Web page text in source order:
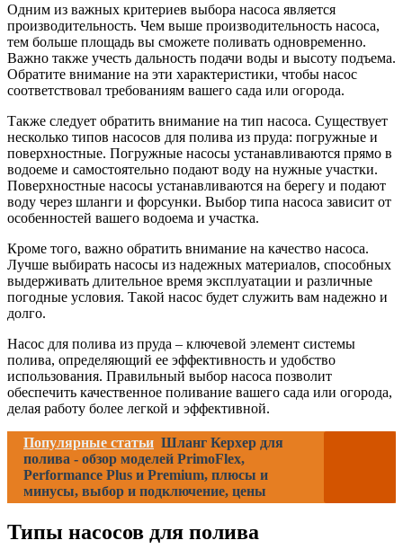
Одним из важных критериев выбора насоса является
производительность. Чем выше производительность насоса,
тем больше площадь вы сможете поливать одновременно.
Важно также учесть дальность подачи воды и высоту подъема.
Обратите внимание на эти характеристики, чтобы насос
соответствовал требованиям вашего сада или огорода.
Также следует обратить внимание на тип насоса. Существует
несколько типов насосов для полива из пруда: погружные и
поверхностные. Погружные насосы устанавливаются прямо в
водоеме и самостоятельно подают воду на нужные участки.
Поверхностные насосы устанавливаются на берегу и подают
воду через шланги и форсунки. Выбор типа насоса зависит от
особенностей вашего водоема и участка.
Кроме того, важно обратить внимание на качество насоса.
Лучше выбирать насосы из надежных материалов, способных
выдерживать длительное время эксплуатации и различные
погодные условия. Такой насос будет служить вам надежно и
долго.
Насос для полива из пруда – ключевой элемент системы
полива, определяющий ее эффективность и удобство
использования. Правильный выбор насоса позволит
обеспечить качественное поливание вашего сада или огорода,
делая работу более легкой и эффективной.
Популярные статьи Шланг Керхер для
полива - обзор моделей PrimoFlex,
Performance Plus и Premium, плюсы и
минусы, выбор и подключение, цены
Типы насосов для полива